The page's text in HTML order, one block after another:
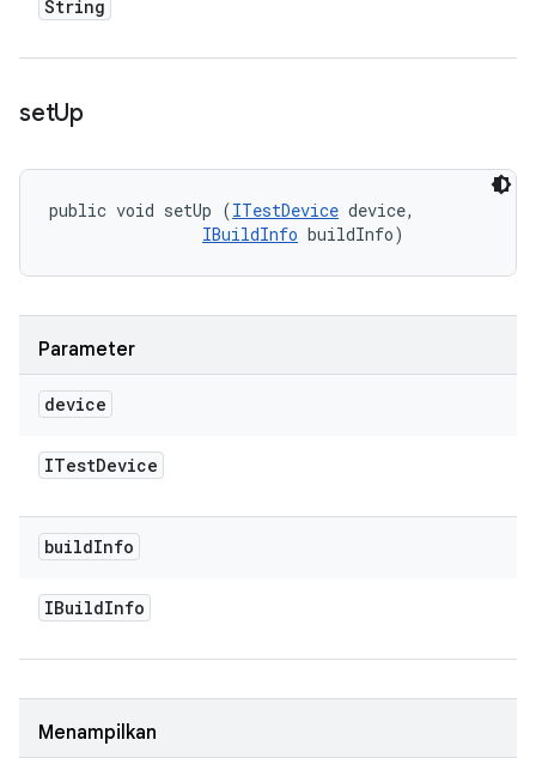
String
setUp
public void setUp (ITestDevice device,
IBuildInfo buildInfo)
Parameter
device
ITestDevice
buildInfo
IBuildInfo
Menampilkan